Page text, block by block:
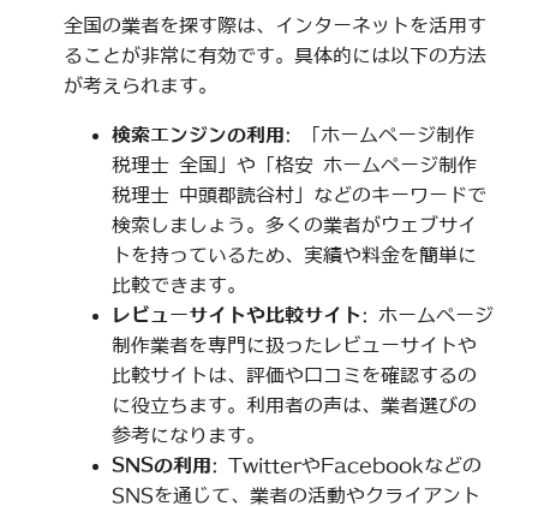
全国の業者を探す際は、インターネットを活用す
ることが非常に有効です。具体的には以下の方法
が考えられます。
検索エンジンの利用 : 「ホームページ制作
税理士 全国」や「格安 ホームページ制作
税理士 中頭郡読谷村」などのキーワードで
検索しましょう。多くの業者がウェブサイ
トを持っているため、実績や料金を簡単に
比較できます。
レビューサイトや比較サイト: ホームページ
制作業者を専門に扱ったレビューサイトや
比較サイトは、評価や口コミを確認するの
に役立ちます。利用者の声は、業者選びの
参考になります。
SNSの利用 : TwitterやFacebookなどの
SNSを通じて、業者の活動やクライアント